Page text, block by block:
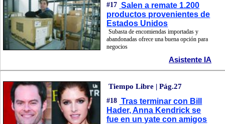
#17 Salen a remate 1.200
productos provenientes de
Estados Unidos
Subasta de encomiendas importadas y
abandonadas ofrece una buena opción para
negocios
Asistente IA
Tiempo Libre | Pág.27
#18 Tras terminar con Bill
Hader, Anna Kendrick se
fue en un yate con amigos